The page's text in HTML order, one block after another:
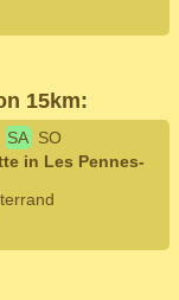
15km:
SA SO
in Les Pennes-